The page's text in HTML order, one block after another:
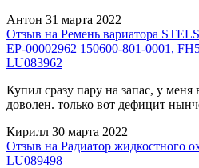
Антон 31 марта 2022
Отзыв на Ремень вариатора
ЕР-00002962 150600-801-0001,
LU083962
Купил сразу пару на запас, у меня
доволен. только вот дефицит
Кирилл 30 марта 2022
Отзыв на Радиатор жидкостного
LU089498